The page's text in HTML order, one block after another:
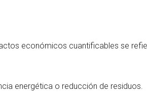
económicos cuantificables se
energética o reducción de residuos.